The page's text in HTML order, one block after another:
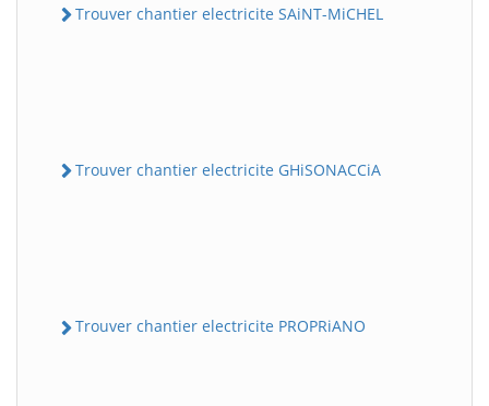
Trouver chantier electricite SAiNT-MiCHEL
Trouver chantier electricite GHiSONACCiA
Trouver chantier electricite PROPRiANO